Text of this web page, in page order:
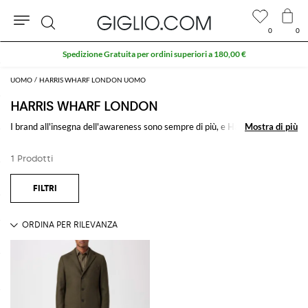
UOMO HARRIS WHARF LONDON UOMO
HARRIS WHARF LONDON
I brand all'insegna dell'awareness sono sempre di più, e Harris Wharf
per creare degli outfit dinamici e sofisticati.
Vedi tuttoHARRIS WHARF LONDON
Mostra di più
Mostra di più
1 Prodotti
0 0
Cerca
Spedizione Gratuita per ordini superiori a 180,00 €